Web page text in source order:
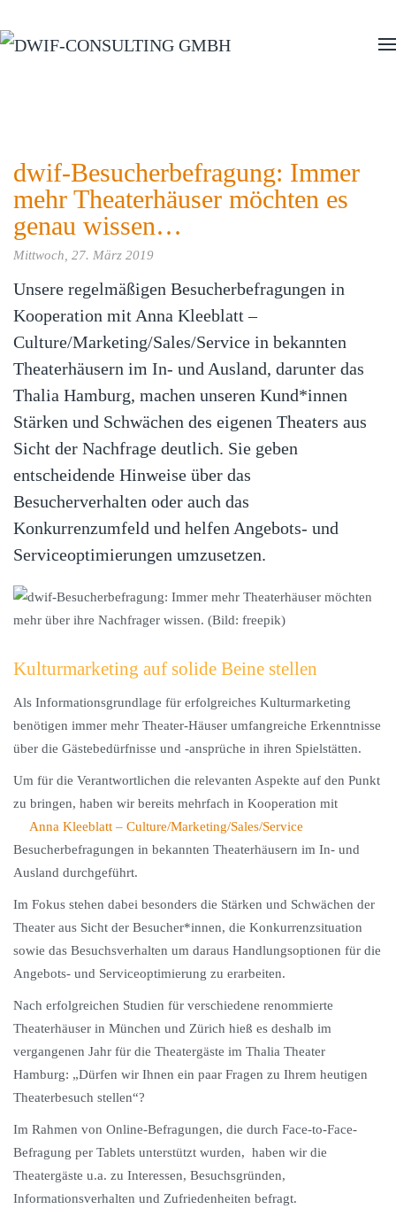
Zum Hauptinhalt springen
dwif-Besucherbefragung: Immer
mehr Theaterhäuser möchten es
genau wissen…
Mittwoch, 27. März 2019
Unsere regelmäßigen Besucherbefragungen in
Kooperation mit Anna Kleeblatt –
Culture/Marketing/Sales/Service in bekannten
Theaterhäusern im In- und Ausland, darunter das
Thalia Hamburg, machen unseren Kund*innen
Stärken und Schwächen des eigenen Theaters aus
Sicht der Nachfrage deutlich. Sie geben
entscheidende Hinweise über das
Besucherverhalten oder auch das
Konkurrenzumfeld und helfen Angebots- und
Serviceoptimierungen umzusetzen.
Kulturmarketing auf solide Beine stellen
Als Informationsgrundlage für erfolgreiches Kulturmarketing
benötigen immer mehr Theater-Häuser umfangreiche Erkenntnisse
über die Gästebedürfnisse und -ansprüche in ihren Spielstätten.
Um für die Verantwortlichen die relevanten Aspekte auf den Punkt
zu bringen, haben wir bereits mehrfach in Kooperation mit
Anna Kleeblatt – Culture/Marketing/Sales/Service
Besucherbefragungen in bekannten Theaterhäusern im In- und
Ausland durchgeführt.
Im Fokus stehen dabei besonders die Stärken und Schwächen der
Theater aus Sicht der Besucher*innen, die Konkurrenzsituation
sowie das Besuchsverhalten um daraus Handlungsoptionen für die
Angebots- und Serviceoptimierung zu erarbeiten.
Nach erfolgreichen Studien für verschiedene renommierte
Theaterhäuser in München und Zürich hieß es deshalb im
vergangenen Jahr für die Theatergäste im Thalia Theater
Hamburg: „Dürfen wir Ihnen ein paar Fragen zu Ihrem heutigen
Theaterbesuch stellen“?
Im Rahmen von Online-Befragungen, die durch Face-to-Face-
Befragung per Tablets unterstützt wurden, haben wir die
Theatergäste u.a. zu Interessen, Besuchsgründen,
Informationsverhalten und Zufriedenheiten befragt.